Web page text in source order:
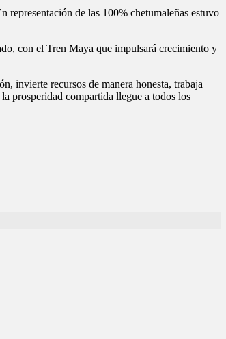
representación de las 100% chetumaleñas estuvo
con el Tren Maya que impulsará crecimiento y
invierte recursos de manera honesta, trabaja
prosperidad compartida llegue a todos los